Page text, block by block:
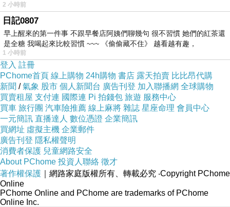
2 小時前
日記0807
早上醒來的第一件事 不跟早餐店阿姨們聊幾句 很不習慣 她們的紅茶還
是全糖 我喝起來比較習慣 ~~~ 《偷偷藏不住》 越看越有趣，
1 小時前
登入 註冊
PChome首頁 線上購物 24h購物 書店 露天拍賣 比比昂代購
新聞 /氣象 股市 個人新聞台 廣告刊登 加入聯播網 全球購物
買賣租屋 支付連 國際連 Pi 拍錢包 旅遊 服務中心
買車 旅行團 汽車險推薦 線上麻將 雜誌 星座命理 會員中心
一元簡訊 直播達人 數位憑證 企業簡訊
買網址 虛擬主機 企業郵件
廣告刊登 隱私權聲明
消費者保護 兒童網路安全
About PChome 投資人聯絡 徵才
著作權保護 ｜網路家庭版權所有、轉載必究 ‧Copyright PChome
Online
PChome Online and PChome are trademarks of PChome
Online Inc.